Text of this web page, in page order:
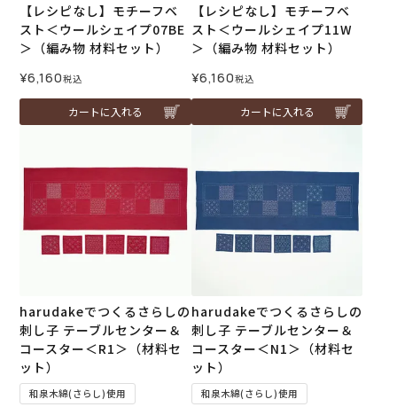
【レシピなし】モチーフベ
スト＜ウールシェイプ07BE
＞（編み物 材料セット）
¥6,160税込
カートに入れる
【レシピなし】モチーフベ
スト＜ウールシェイプ11W
＞（編み物 材料セット）
¥6,160税込
カートに入れる
harudakeでつくるさらしの
刺し子 テーブルセンター＆
コースター＜R1＞（材料セ
ット）
和泉木綿(さらし)使用
harudakeでつくるさらしの
刺し子 テーブルセンター＆
コースター＜N1＞（材料セ
ット）
和泉木綿(さらし)使用